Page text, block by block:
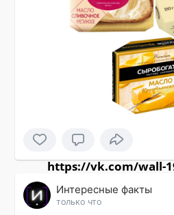
https://vk.com/wall-
Интересные факты
только что